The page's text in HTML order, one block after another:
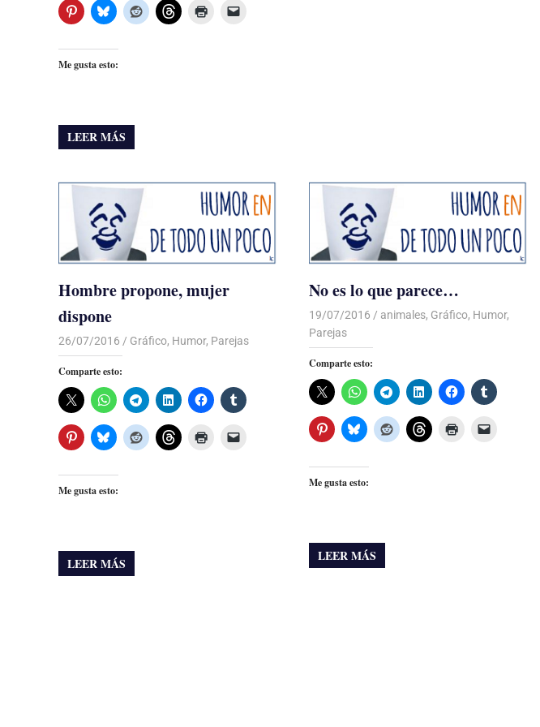
Me gusta esto:
LEER MÁS
Hombre propone, mujer
dispone
26/07/2016 Luis Castellanos
Gráfico, Humor, Parejas
Comparte esto:
Me gusta esto:
LEER MÁS
No es lo que parece…
19/07/2016 Luis Castellanos
animales, Gráfico, Humor,
Parejas
Comparte esto:
Me gusta esto:
LEER MÁS